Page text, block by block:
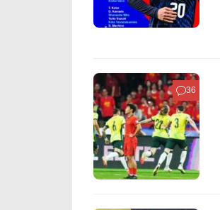
36